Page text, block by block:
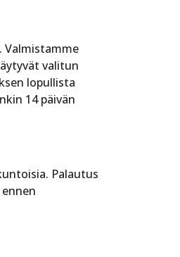
valitun
lopullista
14 päivän
Palautus